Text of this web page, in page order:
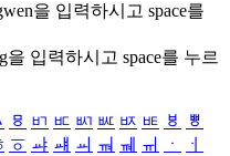
을 입력하시고 space를
을 입력하시고 space를 누르
ㅱ ㅲ ㅳ ㅴ ㅵ ㅶ ㅷ ㅸ
ㅹ
ㆆ ㆇ ㆈ ㆉ ㆊ ㆋ ㆌ ㆍ
ㆎ